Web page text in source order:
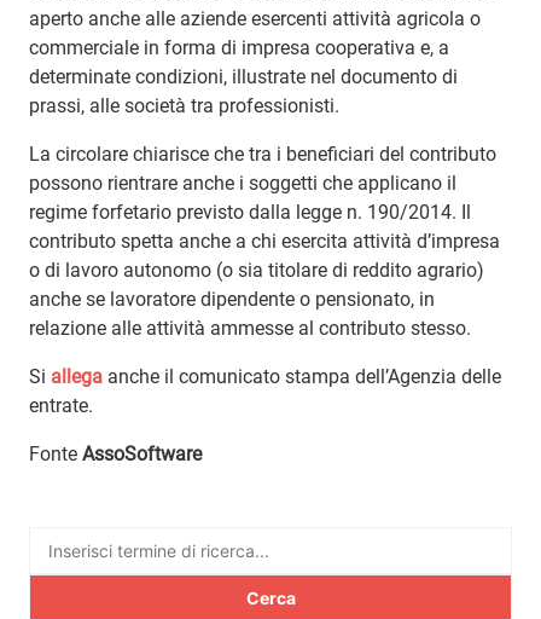
aperto anche alle aziende esercenti attività agricola o
commerciale in forma di impresa cooperativa e, a
determinate condizioni, illustrate nel documento di
prassi, alle società tra professionisti.
La circolare chiarisce che tra i beneficiari del contributo
possono rientrare anche i soggetti che applicano il
regime forfetario previsto dalla legge n. 190/2014. Il
contributo spetta anche a chi esercita attività d’impresa
o di lavoro autonomo (o sia titolare di reddito agrario)
anche se lavoratore dipendente o pensionato, in
relazione alle attività ammesse al contributo stesso.
Si allega anche il comunicato stampa dell’Agenzia delle
entrate.
Fonte AssoSoftware
Ricerca